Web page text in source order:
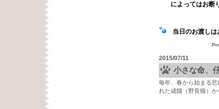
によってはお断
当日のお渡しは
2015/07/11
小さな命、
毎年、春から始まる
れた成猫（野良猫）